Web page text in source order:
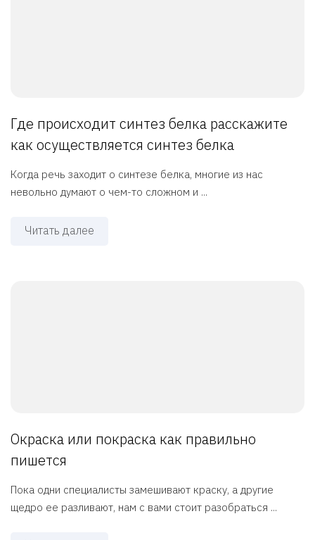
Где происходит синтез белка расскажите
как осуществляется синтез белка
Когда речь заходит о синтезе белка, многие из нас
невольно думают о чем-то сложном и ...
Читать далее
Окраска или покраска как правильно
пишется
Пока одни специалисты замешивают краску, а другие
щедро ее разливают, нам с вами стоит разобраться ...